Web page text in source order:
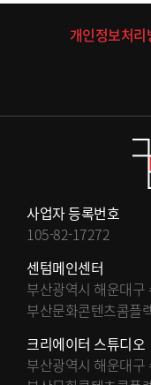
개인정보처리
사업자 등록번호
105-82-17272
센텀메인센터
부산광역시 해운대
부산문화콘텐츠콤플
크리에이터 스튜디오
부산광역시 해운대